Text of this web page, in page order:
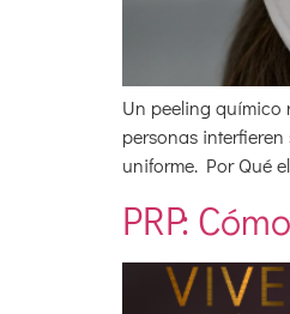
Un peeling químico
personas
uniforme. Por Qué
PRP: